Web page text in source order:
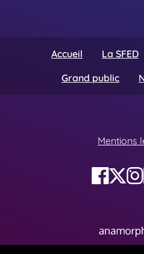
Accueil La SFED
Grand public
Mentions